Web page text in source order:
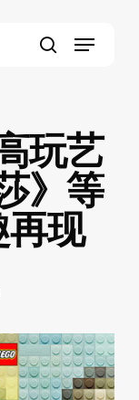
Menu
玩艺
》等
现